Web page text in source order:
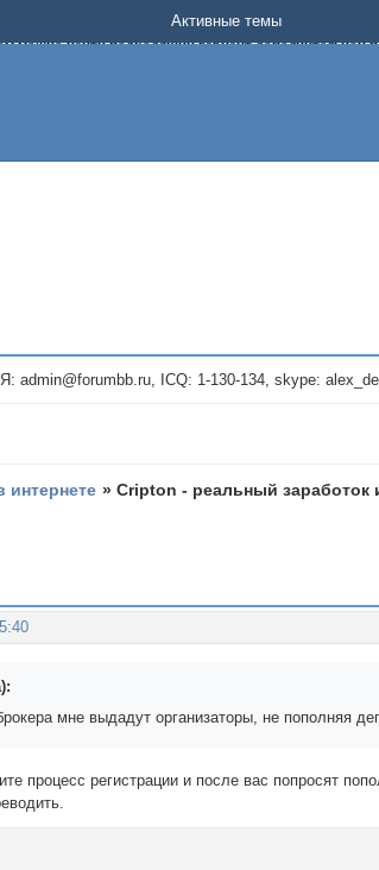
можно найти подходящий вариант
не платит, то указывайте в теме что это
темы, размещайте объявления со своими
Активные темы
ICQ: 1-130-134, skype:
интернете »Cripton - реальный заработок
мне выдадут организаторы, не пополняя
процесс регистрации и после вас попросят